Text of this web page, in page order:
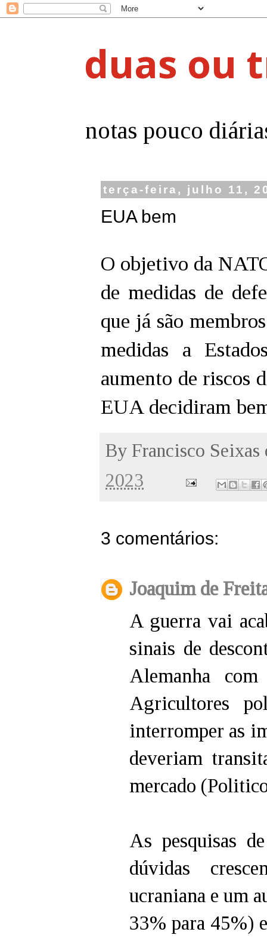
duas ou
notas pouco
terça-feira, julho 11,
EUA bem
O objetivo da
de medidas de
que já são
medidas a
aumento de riscos
EUA decidiram
By Francisco Seixas
2023
3 comentários:
Joaquim de
A guerra vai
sinais de
Alemanha
Agricultores
interromper as
deveriam
mercado
As pesquisas
dúvidas
ucraniana e um
33% para 45%)